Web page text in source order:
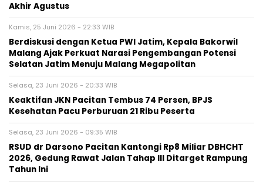
Akhir Agustus
Kamis, 25 Juni 2026 - 22:33 WIB
Berdiskusi dengan Ketua PWI Jatim, Kepala Bakorwil
Malang Ajak Perkuat Narasi Pengembangan Potensi
Selatan Jatim Menuju Malang Megapolitan
Selasa, 23 Juni 2026 - 20:33 WIB
Keaktifan JKN Pacitan Tembus 74 Persen, BPJS
Kesehatan Pacu Perburuan 21 Ribu Peserta
Selasa, 23 Juni 2026 - 09:35 WIB
RSUD dr Darsono Pacitan Kantongi Rp8 Miliar DBHCHT
2026, Gedung Rawat Jalan Tahap III Ditarget Rampung
Tahun Ini